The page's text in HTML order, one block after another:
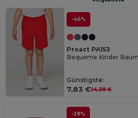
-46%
Proact PA153
Günstigste:
7,83 €14,38 €
-28%